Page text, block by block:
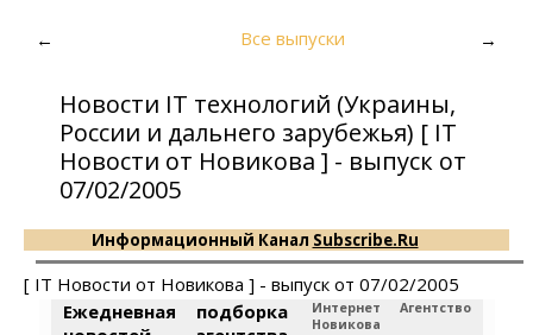
← Все выпуски →
Новости IT технологий (Украины,
России и дальнего зарубежья) [ IT
Новости от Новикова ] - выпуск от
07/02/2005
Информационный Канал Subscribe.Ru
[ IT Новости от Новикова ] - выпуск от 07/02/2005
Ежедневная подборка
Интернет Агентство
Новикова